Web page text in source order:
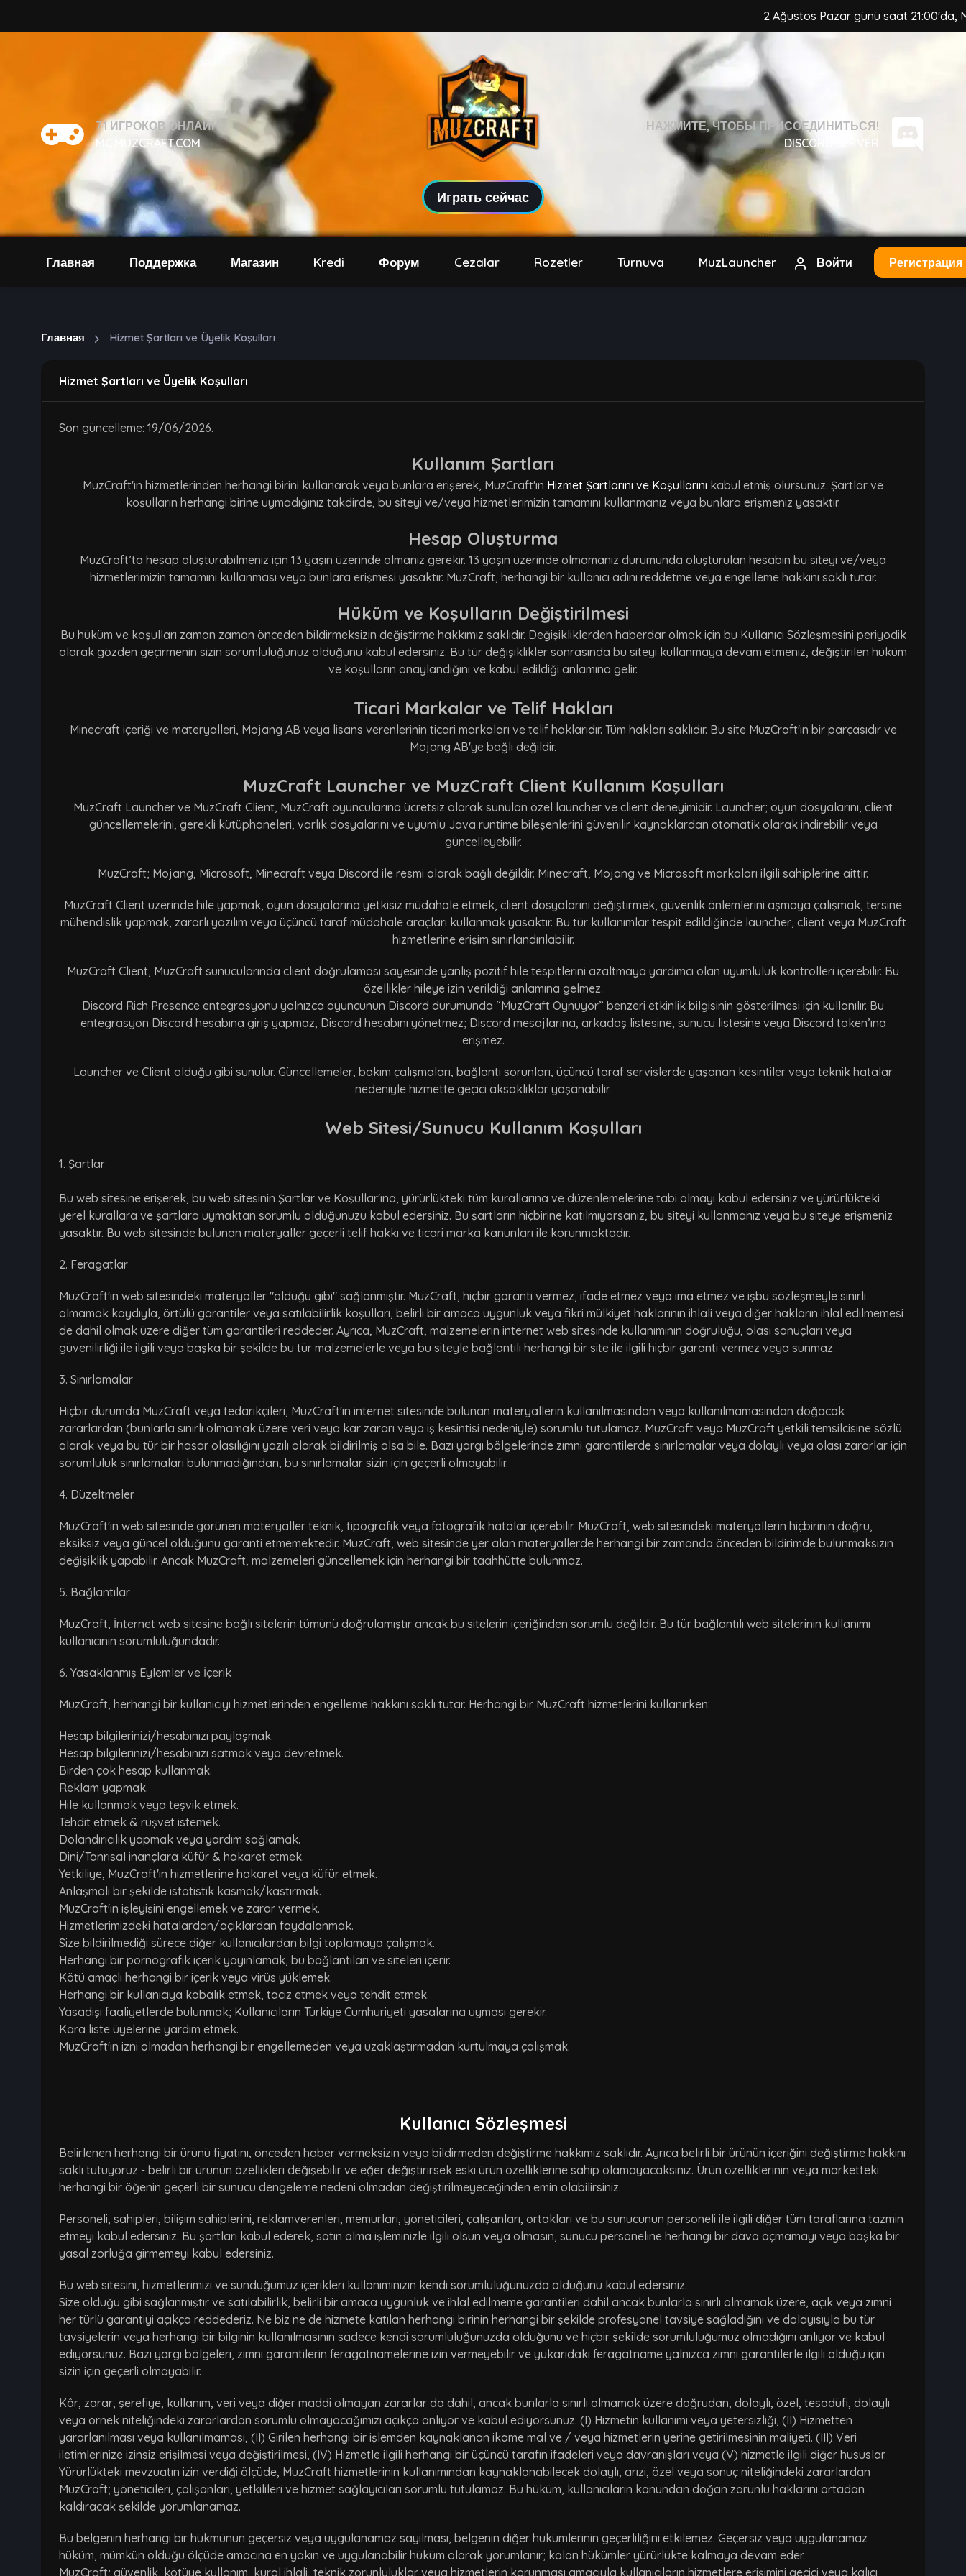
2 Ağustos Pazar günü saat 21:00'da, MuzCraft
71 ИГРОКОВ ОНЛАЙН
MC.MUZCRAFT.COM
Играть сейчас
НАЖМИТЕ, ЧТОБЫ ПРИСОЕДИНИТЬСЯ!
DISCORD SERVER
Войти Регистрация
Главная Поддержка Магазин Kredi Форум Cezalar Rozetler Turnuva MuzLauncher
Главная Hizmet Şartları ve Üyelik Koşulları
Hizmet Şartları ve Üyelik Koşulları
Son güncelleme: 19/06/2026.
Kullanım Şartları
MuzCraft'ın hizmetlerinden herhangi birini kullanarak veya bunlara erişerek, MuzCraft'ın Hizmet Şartlarını ve Koşullarını kabul etmiş olursunuz. Şartlar ve
koşulların herhangi birine uymadığınız takdirde, bu siteyi ve/veya hizmetlerimizin tamamını kullanmanız veya bunlara erişmeniz yasaktır.
Hesap Oluşturma
MuzCraft’ta hesap oluşturabilmeniz için 13 yaşın üzerinde olmanız gerekir. 13 yaşın üzerinde olmamanız durumunda oluşturulan hesabın bu siteyi ve/veya
hizmetlerimizin tamamını kullanması veya bunlara erişmesi yasaktır. MuzCraft, herhangi bir kullanıcı adını reddetme veya engelleme hakkını saklı tutar.
Hüküm ve Koşulların Değiştirilmesi
Bu hüküm ve koşulları zaman zaman önceden bildirmeksizin değiştirme hakkımız saklıdır. Değişikliklerden haberdar olmak için bu Kullanıcı Sözleşmesini periyodik
olarak gözden geçirmenin sizin sorumluluğunuz olduğunu kabul edersiniz. Bu tür değişiklikler sonrasında bu siteyi kullanmaya devam etmeniz, değiştirilen hüküm
ve koşulların onaylandığını ve kabul edildiği anlamına gelir.
Ticari Markalar ve Telif Hakları
Minecraft içeriği ve materyalleri, Mojang AB veya lisans verenlerinin ticari markaları ve telif haklarıdır. Tüm hakları saklıdır. Bu site MuzCraft'ın bir parçasıdır ve
Mojang AB'ye bağlı değildir.
MuzCraft Launcher ve MuzCraft Client Kullanım Koşulları
MuzCraft Launcher ve MuzCraft Client, MuzCraft oyuncularına ücretsiz olarak sunulan özel launcher ve client deneyimidir. Launcher; oyun dosyalarını, client
güncellemelerini, gerekli kütüphaneleri, varlık dosyalarını ve uyumlu Java runtime bileşenlerini güvenilir kaynaklardan otomatik olarak indirebilir veya
güncelleyebilir.
MuzCraft; Mojang, Microsoft, Minecraft veya Discord ile resmi olarak bağlı değildir. Minecraft, Mojang ve Microsoft markaları ilgili sahiplerine aittir.
MuzCraft Client üzerinde hile yapmak, oyun dosyalarına yetkisiz müdahale etmek, client dosyalarını değiştirmek, güvenlik önlemlerini aşmaya çalışmak, tersine
mühendislik yapmak, zararlı yazılım veya üçüncü taraf müdahale araçları kullanmak yasaktır. Bu tür kullanımlar tespit edildiğinde launcher, client veya MuzCraft
hizmetlerine erişim sınırlandırılabilir.
MuzCraft Client, MuzCraft sunucularında client doğrulaması sayesinde yanlış pozitif hile tespitlerini azaltmaya yardımcı olan uyumluluk kontrolleri içerebilir. Bu
özellikler hileye izin verildiği anlamına gelmez.
Discord Rich Presence entegrasyonu yalnızca oyuncunun Discord durumunda “MuzCraft Oynuyor” benzeri etkinlik bilgisinin gösterilmesi için kullanılır. Bu
entegrasyon Discord hesabına giriş yapmaz, Discord hesabını yönetmez; Discord mesajlarına, arkadaş listesine, sunucu listesine veya Discord token’ına
erişmez.
Launcher ve Client olduğu gibi sunulur. Güncellemeler, bakım çalışmaları, bağlantı sorunları, üçüncü taraf servislerde yaşanan kesintiler veya teknik hatalar
nedeniyle hizmette geçici aksaklıklar yaşanabilir.
Web Sitesi/Sunucu Kullanım Koşulları
1. Şartlar
Bu web sitesine erişerek, bu web sitesinin Şartlar ve Koşullar'ına, yürürlükteki tüm kurallarına ve düzenlemelerine tabi olmayı kabul edersiniz ve yürürlükteki
yerel kurallara ve şartlara uymaktan sorumlu olduğunuzu kabul edersiniz. Bu şartların hiçbirine katılmıyorsanız, bu siteyi kullanmanız veya bu siteye erişmeniz
yasaktır. Bu web sitesinde bulunan materyaller geçerli telif hakkı ve ticari marka kanunları ile korunmaktadır.
2. Feragatlar
MuzCraft'ın web sitesindeki materyaller "olduğu gibi" sağlanmıştır. MuzCraft, hiçbir garanti vermez, ifade etmez veya ima etmez ve işbu sözleşmeyle sınırlı
olmamak kaydıyla, örtülü garantiler veya satılabilirlik koşulları, belirli bir amaca uygunluk veya fikri mülkiyet haklarının ihlali veya diğer hakların ihlal edilmemesi
de dahil olmak üzere diğer tüm garantileri reddeder. Ayrıca, MuzCraft, malzemelerin internet web sitesinde kullanımının doğruluğu, olası sonuçları veya
güvenilirliği ile ilgili veya başka bir şekilde bu tür malzemelerle veya bu siteyle bağlantılı herhangi bir site ile ilgili hiçbir garanti vermez veya sunmaz.
3. Sınırlamalar
Hiçbir durumda MuzCraft veya tedarikçileri, MuzCraft'ın internet sitesinde bulunan materyallerin kullanılmasından veya kullanılmamasından doğacak
zararlardan (bunlarla sınırlı olmamak üzere veri veya kar zararı veya iş kesintisi nedeniyle) sorumlu tutulamaz. MuzCraft veya MuzCraft yetkili temsilcisine sözlü
olarak veya bu tür bir hasar olasılığını yazılı olarak bildirilmiş olsa bile. Bazı yargı bölgelerinde zımni garantilerde sınırlamalar veya dolaylı veya olası zararlar için
sorumluluk sınırlamaları bulunmadığından, bu sınırlamalar sizin için geçerli olmayabilir.
4. Düzeltmeler
MuzCraft'ın web sitesinde görünen materyaller teknik, tipografik veya fotografik hatalar içerebilir. MuzCraft, web sitesindeki materyallerin hiçbirinin doğru,
eksiksiz veya güncel olduğunu garanti etmemektedir. MuzCraft, web sitesinde yer alan materyallerde herhangi bir zamanda önceden bildirimde bulunmaksızın
değişiklik yapabilir. Ancak MuzCraft, malzemeleri güncellemek için herhangi bir taahhütte bulunmaz.
5. Bağlantılar
MuzCraft, İnternet web sitesine bağlı sitelerin tümünü doğrulamıştır ancak bu sitelerin içeriğinden sorumlu değildir. Bu tür bağlantılı web sitelerinin kullanımı
kullanıcının sorumluluğundadır.
6. Yasaklanmış Eylemler ve İçerik
MuzCraft, herhangi bir kullanıcıyı hizmetlerinden engelleme hakkını saklı tutar. Herhangi bir MuzCraft hizmetlerini kullanırken:
Hesap bilgilerinizi/hesabınızı paylaşmak.
Hesap bilgilerinizi/hesabınızı satmak veya devretmek.
Birden çok hesap kullanmak.
Reklam yapmak.
Hile kullanmak veya teşvik etmek.
Tehdit etmek & rüşvet istemek.
Dolandırıcılık yapmak veya yardım sağlamak.
Dini/Tanrısal inançlara küfür & hakaret etmek.
Yetkiliye, MuzCraft'ın hizmetlerine hakaret veya küfür etmek.
Anlaşmalı bir şekilde istatistik kasmak/kastırmak.
MuzCraft'ın işleyişini engellemek ve zarar vermek.
Hizmetlerimizdeki hatalardan/açıklardan faydalanmak.
Size bildirilmediği sürece diğer kullanıcılardan bilgi toplamaya çalışmak.
Herhangi bir pornografik içerik yayınlamak, bu bağlantıları ve siteleri içerir.
Kötü amaçlı herhangi bir içerik veya virüs yüklemek.
Herhangi bir kullanıcıya kabalık etmek, taciz etmek veya tehdit etmek.
Yasadışı faaliyetlerde bulunmak; Kullanıcıların Türkiye Cumhuriyeti yasalarına uyması gerekir.
Kara liste üyelerine yardım etmek.
MuzCraft'ın izni olmadan herhangi bir engellemeden veya uzaklaştırmadan kurtulmaya çalışmak.
Kullanıcı Sözleşmesi
Belirlenen herhangi bir ürünü fiyatını, önceden haber vermeksizin veya bildirmeden değiştirme hakkımız saklıdır. Ayrıca belirli bir ürünün içeriğini değiştirme hakkını
saklı tutuyoruz - belirli bir ürünün özellikleri değişebilir ve eğer değiştirirsek eski ürün özelliklerine sahip olamayacaksınız. Ürün özelliklerinin veya marketteki
herhangi bir öğenin geçerli bir sunucu dengeleme nedeni olmadan değiştirilmeyeceğinden emin olabilirsiniz.
Personeli, sahipleri, bilişim sahiplerini, reklamverenleri, memurları, yöneticileri, çalışanları, ortakları ve bu sunucunun personeli ile ilgili diğer tüm taraflarına tazmin
etmeyi kabul edersiniz. Bu şartları kabul ederek, satın alma işleminizle ilgili olsun veya olmasın, sunucu personeline herhangi bir dava açmamayı veya başka bir
yasal zorluğa girmemeyi kabul edersiniz.
Bu web sitesini, hizmetlerimizi ve sunduğumuz içerikleri kullanımınızın kendi sorumluluğunuzda olduğunu kabul edersiniz.
Size olduğu gibi sağlanmıştır ve satılabilirlik, belirli bir amaca uygunluk ve ihlal edilmeme garantileri dahil ancak bunlarla sınırlı olmamak üzere, açık veya zımni
her türlü garantiyi açıkça reddederiz. Ne biz ne de hizmete katılan herhangi birinin herhangi bir şekilde profesyonel tavsiye sağladığını ve dolayısıyla bu tür
tavsiyelerin veya herhangi bir bilginin kullanılmasının sadece kendi sorumluluğunuzda olduğunu ve hiçbir şekilde sorumluluğumuz olmadığını anlıyor ve kabul
ediyorsunuz. Bazı yargı bölgeleri, zımni garantilerin feragatnamelerine izin vermeyebilir ve yukarıdaki feragatname yalnızca zımni garantilerle ilgili olduğu için
sizin için geçerli olmayabilir.
Kâr, zarar, şerefiye, kullanım, veri veya diğer maddi olmayan zararlar da dahil, ancak bunlarla sınırlı olmamak üzere doğrudan, dolaylı, özel, tesadüfi, dolaylı
veya örnek niteliğindeki zararlardan sorumlu olmayacağımızı açıkça anlıyor ve kabul ediyorsunuz. (I) Hizmetin kullanımı veya yetersizliği, (II) Hizmetten
yararlanılması veya kullanılmaması, (II) Girilen herhangi bir işlemden kaynaklanan ikame mal ve / veya hizmetlerin yerine getirilmesinin maliyeti. (III) Veri
iletimlerinize izinsiz erişilmesi veya değiştirilmesi, (IV) Hizmetle ilgili herhangi bir üçüncü tarafın ifadeleri veya davranışları veya (V) hizmetle ilgili diğer hususlar.
Yürürlükteki mevzuatın izin verdiği ölçüde, MuzCraft hizmetlerinin kullanımından kaynaklanabilecek dolaylı, arızi, özel veya sonuç niteliğindeki zararlardan
MuzCraft; yöneticileri, çalışanları, yetkilileri ve hizmet sağlayıcıları sorumlu tutulamaz. Bu hüküm, kullanıcıların kanundan doğan zorunlu haklarını ortadan
kaldıracak şekilde yorumlanamaz.
Bu belgenin herhangi bir hükmünün geçersiz veya uygulanamaz sayılması, belgenin diğer hükümlerinin geçerliliğini etkilemez. Geçersiz veya uygulanamaz
hüküm, mümkün olduğu ölçüde amacına en yakın ve uygulanabilir hüküm olarak yorumlanır; kalan hükümler yürürlükte kalmaya devam eder.
MuzCraft; güvenlik, kötüye kullanım, kural ihlali, teknik zorunluluklar veya hizmetlerin korunması amacıyla kullanıcıların hizmetlere erişimini geçici veya kalıcı